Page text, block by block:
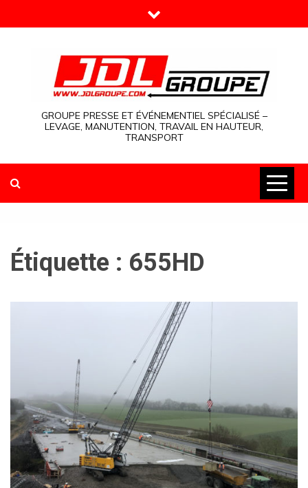
to
GROUPE PRESSE ET ÉVÉNEMENTIEL SPÉCIALISÉ –
LEVAGE, MANUTENTION, TRAVAIL EN HAUTEUR,
TRANSPORT
Étiquette : 655HD